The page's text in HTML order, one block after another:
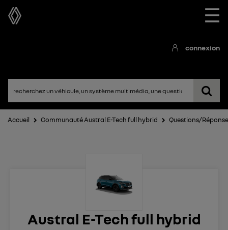
☰
connexion
Accueil Communauté Austral E-Tech full hybrid Questions/
Austral E-Tech full hybrid